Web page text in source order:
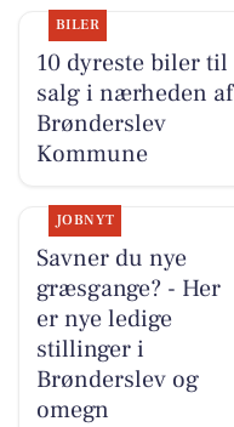
BILER
10 dyreste biler til
salg i nærheden af
Brønderslev
Kommune
JOBNYT
Savner du nye
græsgange? - Her
er nye ledige
stillinger i
Brønderslev og
omegn